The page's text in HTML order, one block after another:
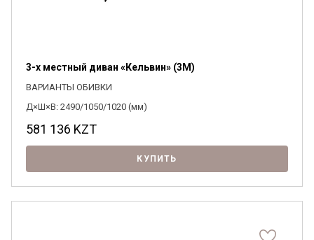
3-х местный диван «Кельвин» (3M)
ВАРИАНТЫ ОБИВКИ
Д×Ш×В: 2490/1050/1020 (мм)
581 136 KZT
КУПИТЬ